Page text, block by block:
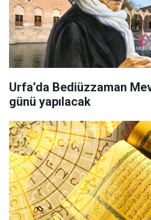
Urfa’da Bediüzzaman
günü yapılacak